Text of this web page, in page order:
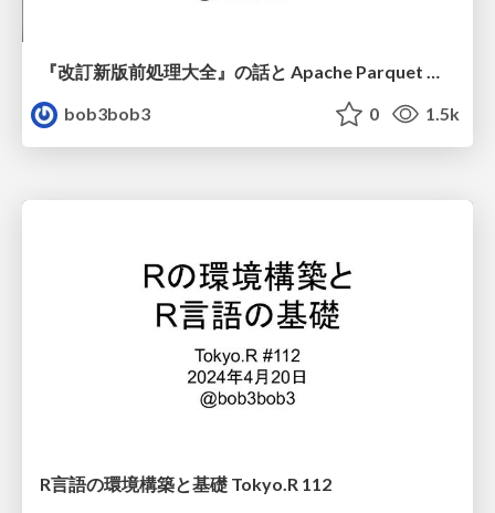
『改訂新版前処理大全』の話と Apache Parquet の話 #TokyoR
bob3bob3
0 1.5k
R言語の環境構築と基礎 Tokyo.R 112